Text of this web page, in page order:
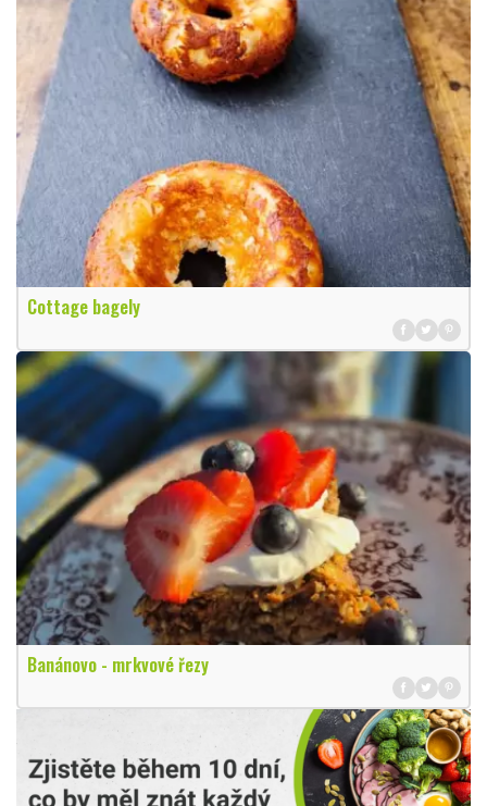
Cottage bagely
Banánovo - mrkvové řezy